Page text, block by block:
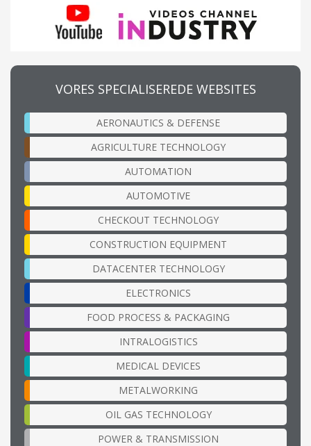
VORES SPECIALISEREDE WEBSITES
AERONAUTICS & DEFENSE
AGRICULTURE TECHNOLOGY
AUTOMATION
AUTOMOTIVE
CHECKOUT TECHNOLOGY
CONSTRUCTION EQUIPMENT
DATACENTER TECHNOLOGY
ELECTRONICS
FOOD PROCESS & PACKAGING
INTRALOGISTICS
MEDICAL DEVICES
METALWORKING
OIL GAS TECHNOLOGY
POWER & TRANSMISSION